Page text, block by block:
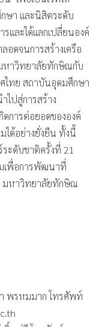
ษา และนิสิตระดับ
และได้แลกเปลี่ยนองค์
อดจนการสร้างเครือ
หาวิทยาลัยทักษิณกับ
ไทย สถาบันอุดมศึกษา
ไปสู่การสร้าง
ดการต่อยอดขององค์
ได้อย่างยั่งยืน ทั้งนี้
ะดับชาติครั้งที่ 21
เพื่อการพัฒนาที่
มหาวิทยาลัยทักษิณ
พรหมมาก โทรศัพท์